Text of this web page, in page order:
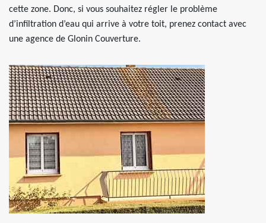
cette zone. Donc, si vous souhaitez régler le problème
d’infiltration d’eau qui arrive à votre toit, prenez contact avec
une agence de Glonin Couverture.